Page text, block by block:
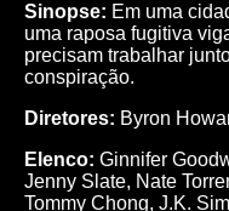
Sinopse: Em uma
uma raposa fugitiva
precisam trabalhar
conspiração.
Diretores: Byron
Elenco: Ginnifer
Jenny Slate, Nate
Tommy Chong, J.K.